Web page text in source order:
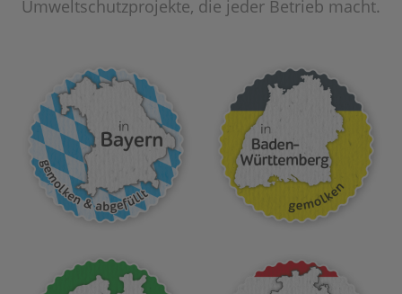
Umweltschutzprojekte, die jeder Betrieb macht.